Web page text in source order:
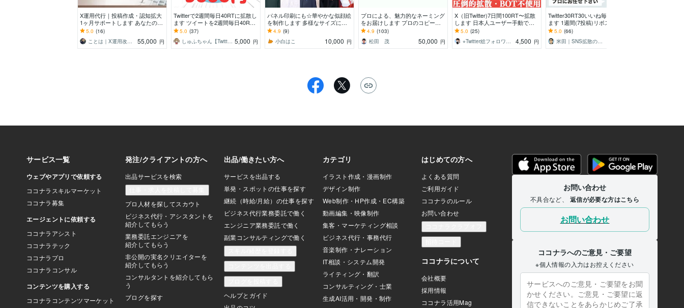
X運用代行｜投稿作成・認知拡大
1ヶ月サポートします あなたの活
動を、仕事につながる認知へ。
5.0 (16)
ことは｜X運用改善パートナー
55,000 円
Twitterで2週間毎日40RTに拡散し
ます ツイートを2週間毎日40RT,4
0いいねに拡散します
5.0 (37)
しゅふちゃん【Twitter拡散のプロ】 5,000 円
パネル印刷にも☆華やかな似顔絵
を制作します 多様なサイズに対
応可◎大切な日の一枚に。
4.9 (9)
小白はこ
10,000 円
プロによる、魅力的なネーミング
をお届けします プロのコピーラ
イターによる、素晴らしいネーミ
ング・名称を。
4.9 (103)
松田 茂
50,000 円
X（旧Twitter)7日間100RT〜拡散
します 日本人ユーザー手動で毎
日100RT以上拡散します！
5.0 (25)
⭐︎Twitter総フォロワー35万⭐︎
4,500 円
Twitter30RT30いいね毎日拡散し
ます 1週間(7投稿)リポスト＆いい
ね拡散でXの投稿を宣伝します
5.0 (66)
米田｜SNS拡散のプロ｜リスク対策も万全